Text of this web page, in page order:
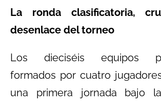
La ronda clasificatoria,
desenlace del torneo
Los dieciséis equipos
formados por cuatro
una primera jornada bajo